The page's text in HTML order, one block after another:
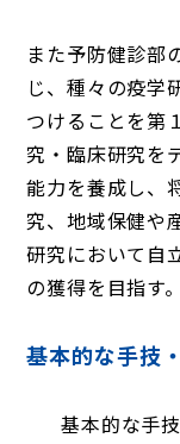
また予防健診部
じ、種々の疫学
つけることを第
究・臨床研究を
能力を養成し、
究、地域保健や
研究において自
の獲得を目指す。
基本的な手技
基本的な手技